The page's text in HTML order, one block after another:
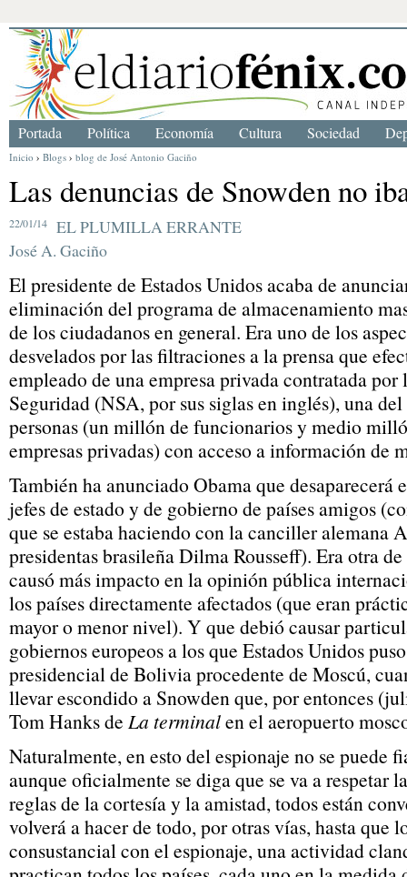
Inicio › Blogs › blog de José Antonio Gaciño
Las denuncias de Snowden no
22/01/14
EL PLUMILLA ERRANTE
José A. Gaciño
El presidente de Estados Unidos acaba de
eliminación del programa de almacenamiento
de los ciudadanos en general. Era uno de los
desvelados por las filtraciones a la prensa que
empleado de una empresa privada contratada
Seguridad (NSA, por sus siglas en inglés), una
personas (un millón de funcionarios y medio
empresas privadas) con acceso a información de
También ha anunciado Obama que desaparecerá
jefes de estado y de gobierno de países amigos
que se estaba haciendo con la canciller alemana
presidentas brasileña Dilma Rousseff). Era otra
causó más impacto en la opinión pública
los países directamente afectados (que eran
mayor o menor nivel). Y que debió causar
gobiernos europeos a los que Estados Unidos
presidencial de Bolivia procedente de Moscú,
llevar escondido a Snowden que, por entonces
Tom Hanks de La terminalen el aeropuerto
Naturalmente, en esto del espionaje no se puede
aunque oficialmente se diga que se va a respetar
reglas de la cortesía y la amistad, todos están
volverá a hacer de todo, por otras vías, hasta que
consustancial con el espionaje, una actividad
Portada Política Economía Cultura Sociedad